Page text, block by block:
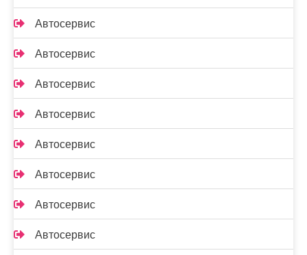
Автосервис
Автосервис
Автосервис
Автосервис
Автосервис
Автосервис
Автосервис
Автосервис